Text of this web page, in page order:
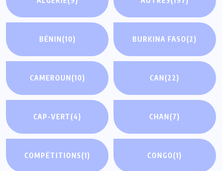
BÉNIN(10) BURKINA FASO(2)
CAMEROUN(10) CAN(22)
CAP-VERT(4) CHAN(7)
COMPÉTITIONS(1) CONGO(1)